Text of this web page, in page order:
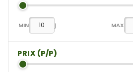
MIN j MAX
PRIX (P/P)